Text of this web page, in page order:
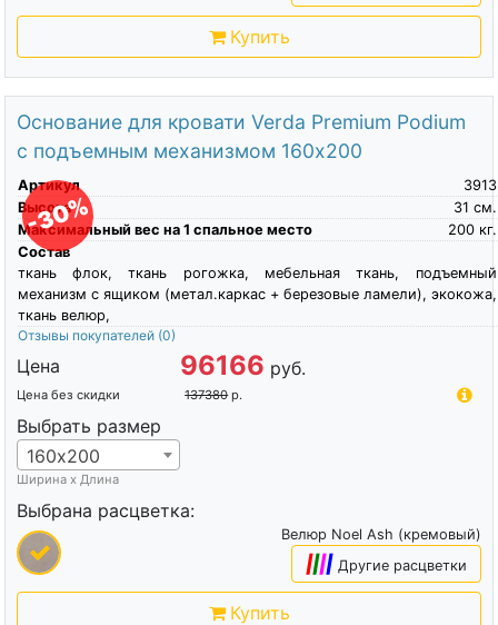
Купить
Основание для кровати Verda Premium Podium
с подъемным механизмом 160х200
-30%
Артикул
3913
Высота
см.
31
Максимальный вес на 1 спальное место
кг.
200
Состав
ткань флок, ткань рогожка, мебельная ткань, подъемный
механизм с ящиком (метал.каркас + березовые ламели), экокожа,
ткань велюр,
Отзывы покупателей (0)
Цена 96166 руб.
Цена без скидки 137380 р.
Выбрать размер
160х200
Ширина х Длина
Выбрана расцветка:
Велюр Noel Ash (кремовый)
|||| Другие расцветки
Купить